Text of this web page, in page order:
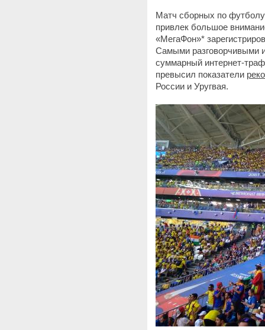
Матч сборных по
привлек большое
«МегаФон»*
Самыми разговорчивыми
суммарный интернет-
превысил показатели
России и Уругвая.